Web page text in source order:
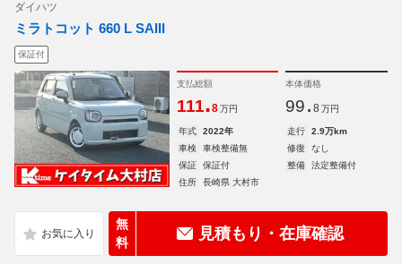
ダイハツ
ミラトコット 660 L SAIII
保証付
支払総額
111.8 万円
本体価格
99. 8 万円
年式 2022年 走行
2.9万km
車検
車検整備無 修復
なし
保証
保証付 整備
法定整備付
住所
長崎県 大村市
無
料
見積もり・在庫確認